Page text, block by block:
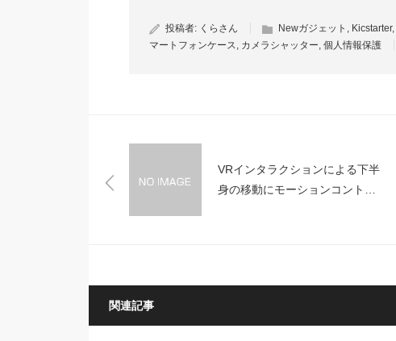
投稿者: くらさん Newガジェット , Kicstarter,
マートフォンケース, カメラシャッター, 個人情報保護
VRインタラクションによる下半
身の移動にモーションコントロ
関連記事